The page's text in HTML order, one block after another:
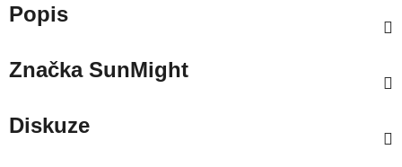
Popis
ZnačkaSunMight
Diskuze